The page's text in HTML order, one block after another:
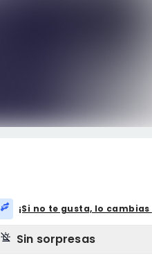
¡Si no te gusta, lo
Sin sorpresas